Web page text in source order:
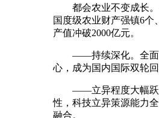
都会农业不变成长。
国度级农业财产强镇6个
产值冲破2000亿元。
——持续深化。全面融
心，成为国内国际双轮
——立异程度大幅跃升
性，科技立异策源能力
融合。